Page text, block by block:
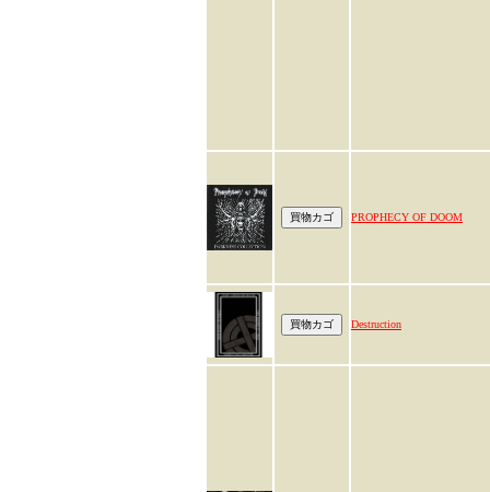
PROPHECY OF DOOM
Destruction